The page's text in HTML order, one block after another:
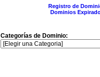
Registro de
Dominios
Categorías de Dominio: